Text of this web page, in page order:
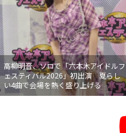
高柳明音、ソロで「六本木アイドルフ
ェスティバル2026」初出演 夏らし
い4曲で会場を熱く盛り上げる